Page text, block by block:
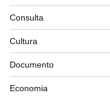
Consulta
Cultura
Documento
Economia